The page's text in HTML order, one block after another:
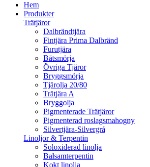
Hem
Produkter
Trätjäror
Dalbrändtjära
Fintjära Prima Dalbränd
Furutjära
Båtsmörja
Övriga Tjäror
Bryggsmörja
Tjärolja 20/80
Trätjära A
Bryggolja
Pigmenterade Trätjäror
Pigmenterad roslagsmahogny
Silvertjära-Silvergrå
Linoljor & Terpentin
Soloxiderad linolja
Balsamterpentin
Kokt linolja